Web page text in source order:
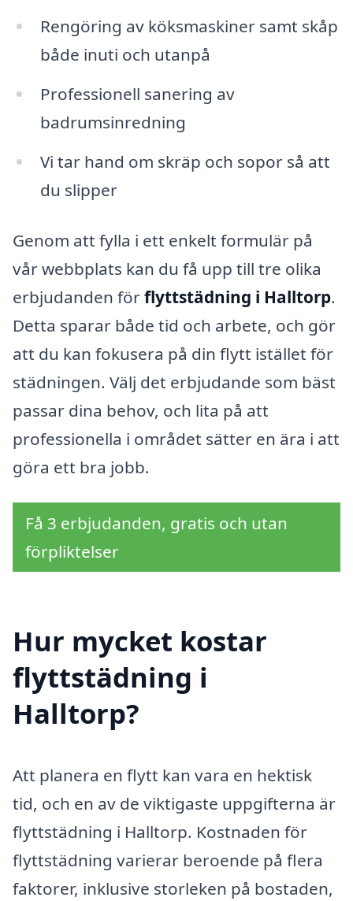
Rengöring av köksmaskiner samt skåp
både inuti och utanpå
Professionell sanering av
badrumsinredning
Vi tar hand om skräp och sopor så att
du slipper
Genom att fylla i ett enkelt formulär på
vår webbplats kan du få upp till tre olika
erbjudanden förflyttstädning i Halltorp.
Detta sparar både tid och arbete, och gör
att du kan fokusera på din flytt istället för
städningen. Välj det erbjudande som bäst
passar dina behov, och lita på att
professionella i området sätter en ära i att
göra ett bra jobb.
Få 3 erbjudanden, gratis och utan
förpliktelser
Hur mycket kostar
flyttstädning i
Halltorp?
Att planera en flytt kan vara en hektisk
tid, och en av de viktigaste uppgifterna är
flyttstädning i Halltorp. Kostnaden för
flyttstädning varierar beroende på flera
faktorer, inklusive storleken på bostaden,